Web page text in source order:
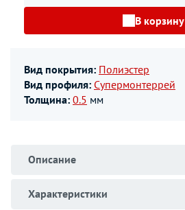
В корзину
Вид покрытия: Полиэстер
Вид профиля: Супермонтеррей
Толщина: 0.5 мм
Описание
Характеристики